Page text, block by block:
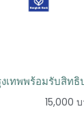
เทพพร้อมรับสิท
15,000